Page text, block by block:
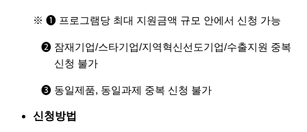
※ ➊ 프로그램당 최대 지원금액 규모 안에서 신청 가능
➋ 잠재기업/스타기업/지역혁신선도기업/수출지원 중복
신청 불가
➌ 동일제품, 동일과제 중복 신청 불가
신청방법